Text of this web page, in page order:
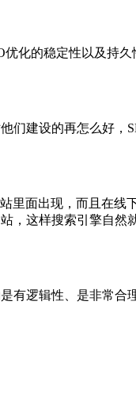
化的稳定性以及持
建设的再怎么好，
里面出现，而且在线
，这样搜索引擎自然
有逻辑性、是非常合